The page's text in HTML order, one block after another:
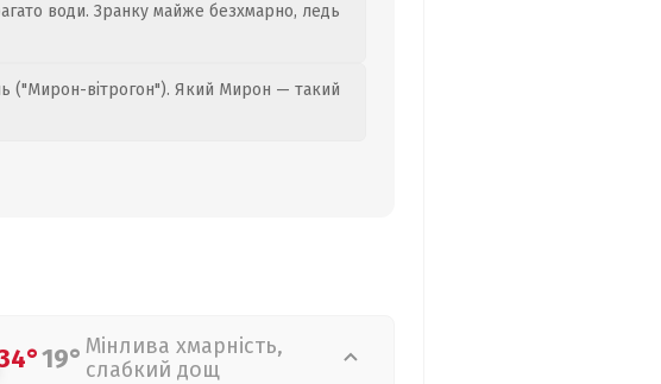
води. Зранку майже безхмарно, ледь
("Мирон-вітрогон"). Який Мирон — такий
19° Мінлива хмарність,
слабкий дощ